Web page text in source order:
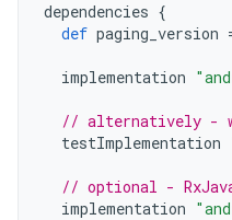
dependencies {
def paging_version
implementation
// alternatively -
testImplementation
// optional -
implementation